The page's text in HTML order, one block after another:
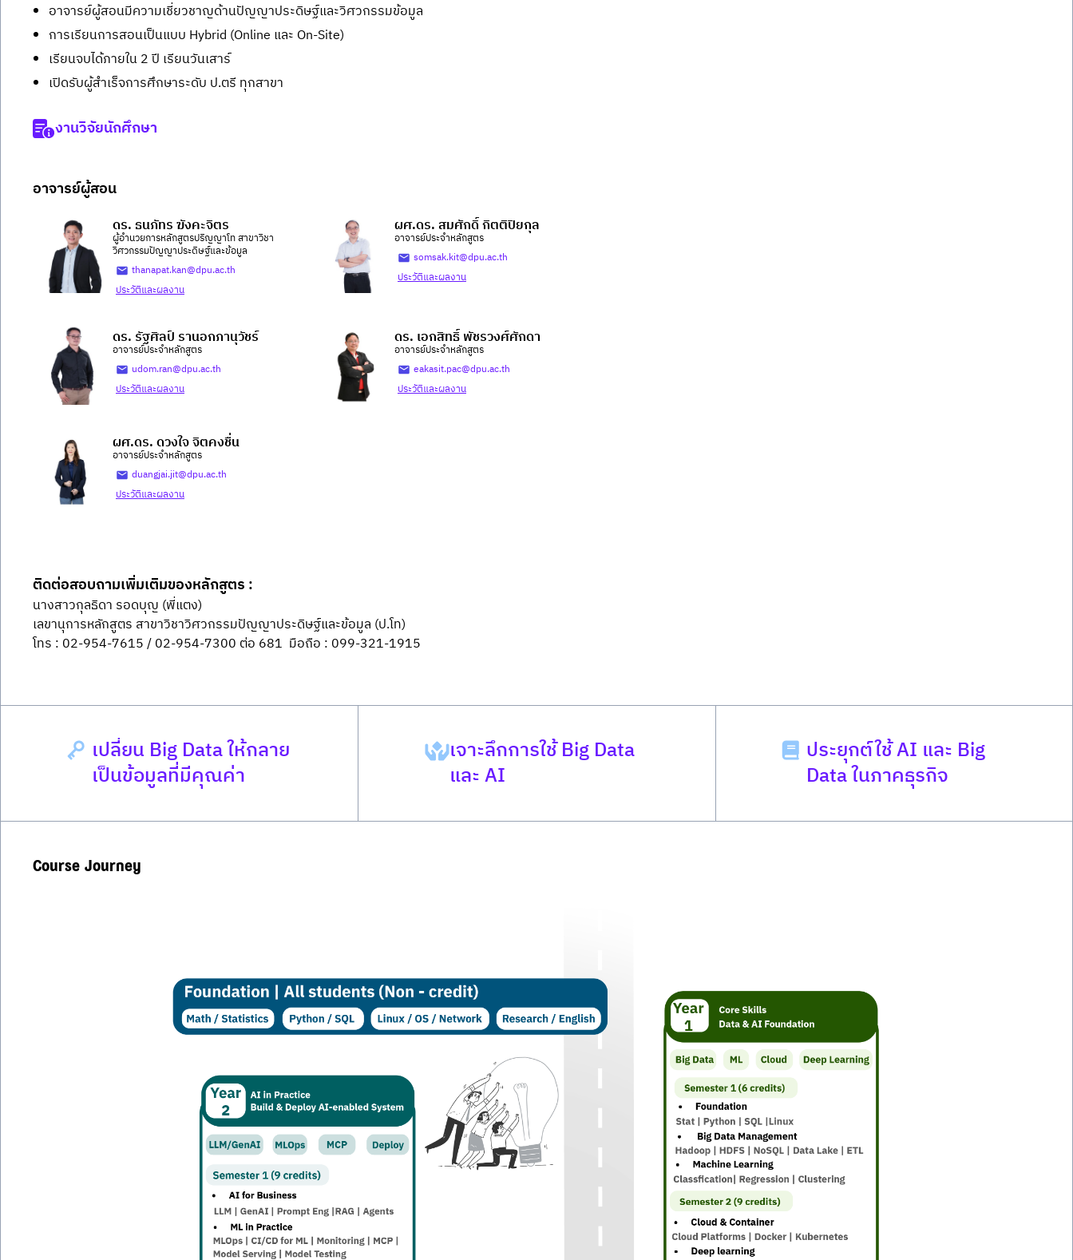
อาจารย์ผู้สอนมีความเชี่ยวชาญด้านปัญญาประดิษฐ์และวิศวกรรมข้อมูล
การเรียนการสอนเป็นแบบ Hybrid (Online และ On-Site)
เรียนจบได้ภายใน 2 ปี เรียนวันเสาร์
เปิดรับผู้สำเร็จการศึกษาระดับ ป.ตรี ทุกสาขา
งานวิจัยนักศึกษา
อาจารย์ผู้สอน
ดร. ธนภัทร ฆังคะจิตร
ผู้อำนวยการหลักสูตรปริญญาโท สาขาวิชา
วิศวกรรมปัญญาประดิษฐ์และข้อมูล
thanapat.kan@dpu.ac.th
ประวัติและผลงาน
ผศ.ดร. สมศักดิ์ กิตติปิยกุล
อาจารย์ประจำหลักสูตร
somsak.kit@dpu.ac.th
ประวัติและผลงาน
ดร. รัฐศิลป์ รานอกภานุวัชร์
อาจารย์ประจำหลักสูตร
udom.ran@dpu.ac.th
ประวัติและผลงาน
ดร. เอกสิทธิ์ พัชรวงศ์ศักดา
อาจารย์ประจำหลักสูตร
eakasit.pac@dpu.ac.th
ประวัติและผลงาน
ผศ.ดร. ดวงใจ จิตคงชื่น
อาจารย์ประจำหลักสูตร
duangjai.jit@dpu.ac.th
ประวัติและผลงาน
ติดต่อสอบถามเพิ่มเติมของหลักสูตร :
นางสาวกุลธิดา รอดบุญ (พี่แตง)
เลขานุการหลักสูตร สาขาวิชาวิศวกรรมปัญญาประดิษฐ์และข้อมูล (ป.โท)
โทร : 02-954-7615 / 02-954-7300 ต่อ 681  มือถือ : 099-321-1915
เปลี่ยน Big Data ให้กลาย
เป็นข้อมูลที่มีคุณค่า
เจาะลึกการใช้ Big Data
และ AI
ประยุกต์ใช้ AI และ Big
Data ในภาคธุรกิจ
Course Journey